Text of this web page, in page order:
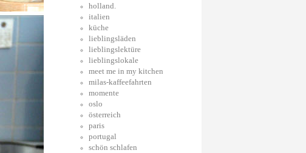
holland.
italien
küche
lieblingsläden
lieblingslektüre
lieblingslokale
meet me in my kitchen
milas-kaffeefahrten
momente
oslo
österreich
paris
portugal
schön schlafen